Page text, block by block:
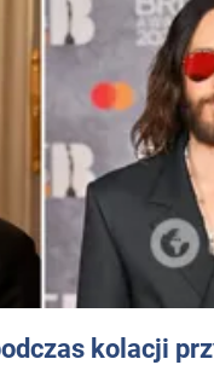
kolacji